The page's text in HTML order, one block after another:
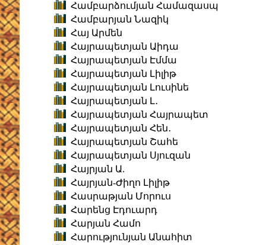
Համբարձումյան Համազասպ
Համբարյան Նազիկ
Հայ Արմեն
Հայրապետյան Աիդա
Հայրապետյան Էմմա
Հայրապետյան Լիլիթ
Հայրապետյան Լուսինե
Հայրապետյան Լ․
Հայրապետյան Հայրապետ
Հայրապետյան Հեն․
Հայրապետյան Շահե
Հայրապետյան Սյուզան
Հայրյան Ա.
Հայրյան-Ժիղո Լիլիթ
Հասրաթյան Մորուս
Հարենց Էդուարդ
Հարյան Համո
Հարությունյան Անահիտ